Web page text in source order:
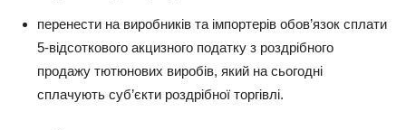
перенести на виробників та імпортерів обов’язок сплати
5-відсоткового акцизного податку з роздрібного
продажу тютюнових виробів, який на сьогодні
сплачують суб’єкти роздрібної торгівлі.